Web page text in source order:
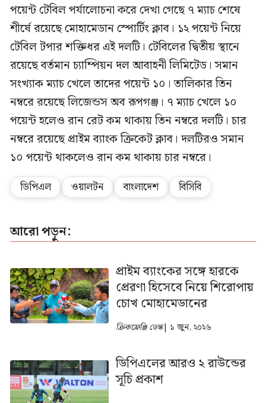
পয়েন্ট টেবিল পর্যালোচনা করে দেখা গেছে ৭ ম্যাচ শেষে
শীর্ষে রয়েছে মোহামেডান স্পোর্টিং ক্লাব। ১২ পয়েন্ট নিয়ে
টেবিল টপার শক্তিধর এই দলটি। টেবিলের দ্বিতীয় স্থানে
রয়েছে বর্তমান চ্যাম্পিয়ন দল আবাহনী লিমিটেড। সমান
সংখ্যাক ম্যাচ খেলে তাদের পয়েন্ট ১০। তালিকার তিন
নম্বরে রয়েছে লিজেন্ডস অব রূপগঞ্জ। ৭ ম্যাচ খেলে ১০
পয়েন্ট হলেও রান রেট কম থাকায় তিন নম্বরে দলটি। চার
নম্বরে রয়েছে প্রাইম ব্যাংক ক্রিকেট ক্লাব। দলটিরও সমান
১০ পয়েন্ট থাকলেও রান কম থাকায় চার নম্বরে।
ডিপিএল ওয়ালটন বাংলাদেশ বিসিবি
আরো পড়ুন:
প্রাইম ব্যাংকের সঙ্গে হারকে
প্রেরণা হিসেবে নিয়ে শিরোপায়
চোখ মোহামেডানের
ক্রিকফ্রেঞ্জি ডেস্ক| ১ জুন, ২০২৬
ডিপিএলের আরও ২ রাউন্ডের
সূচি প্রকাশ